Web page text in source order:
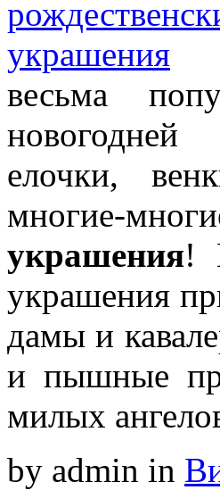
весьма
новогодней
елочки,
многие-
украшения!
украшения
дамы и
и пышные
милых
by admin in